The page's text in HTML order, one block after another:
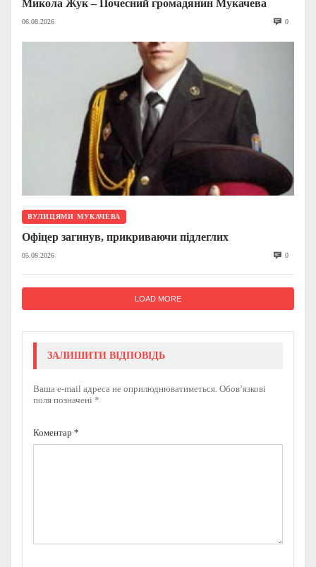
Микола Жук – Почесний громадянин Мукачева
06.08.2026 0
ВУЛИЦЯМИ МУКАЧЕВА
Офіцер загинув, прикриваючи підлеглих
05.08.2026 0
LOAD MORE
ЗАЛИШИТИ ВІДПОВІДЬ
Ваша e-mail адреса не оприлюднюватиметься. Обов’язкові
поля позначені *
Коментар *